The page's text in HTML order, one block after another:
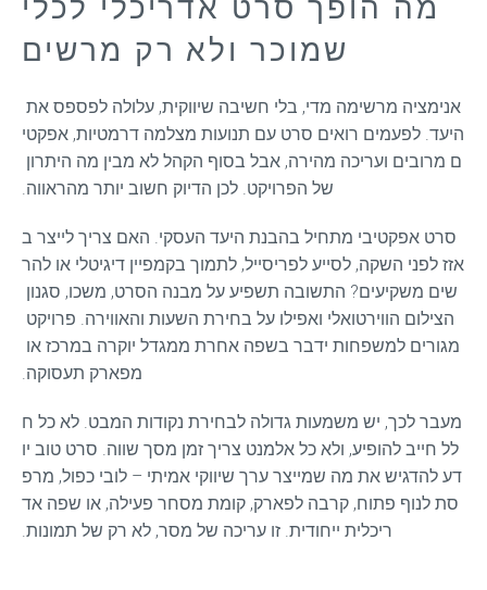
מה הופך סרט אדריכלי לכלי
שמוכר ולא רק מרשים
היעד. לפעמים רואים סרט עם תנועות מצלמה דרמטיות, אפקטי
של הפרויקט. לכן הדיוק חשוב יותר מהראווה.
סרט אפקטיבי מתחיל בהבנת היעד העסקי. האם צריך לייצר ב
אזז לפני השקה, לסייע לפריסייל, לתמוך בקמפיין דיגיטלי או להר
מפארק תעסוקה.
מעבר לכך, יש משמעות גדולה לבחירת נקודות המבט. לא כל ח
לל חייב להופיע, ולא כל אלמנט צריך זמן מסך שווה. סרט טוב יו
דע להדגיש את מה שמייצר ערך שיווקי אמיתי – לובי כפול, מרפ
סת לנוף פתוח, קרבה לפארק, קומת מסחר פעילה, או שפה אד
ריכלית ייחודית. זו עריכה של מסר, לא רק של תמונות.